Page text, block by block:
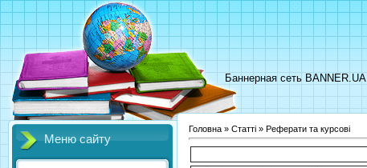
Баннерная сеть BANNER.UA
Меню сайту
Головна » Статті » Реферати та курсові